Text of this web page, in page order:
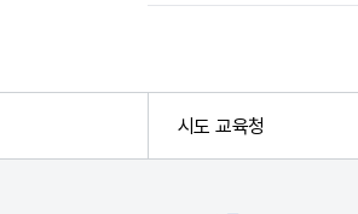
체
에
역
시도 교육청